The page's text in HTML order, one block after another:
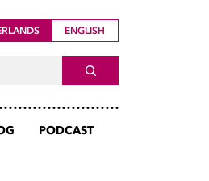
ENGLISH
SEARCH
PODCAST